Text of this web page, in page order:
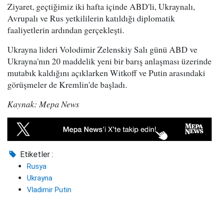
Ziyaret, geçtiğimiz iki hafta içinde ABD'li, Ukraynalı,
Avrupalı ve Rus yetkililerin katıldığı diplomatik
faaliyetlerin ardından gerçekleşti.
Ukrayna lideri Volodimir Zelenskiy Salı günü ABD ve
Ukrayna'nın 20 maddelik yeni bir barış anlaşması üzerinde
mutabık kaldığını açıklarken Witkoff ve Putin arasındaki
görüşmeler de Kremlin'de başladı.
Kaynak: Mepa News
Etiketler :
Rusya
Ukrayna
Vladimir Putin